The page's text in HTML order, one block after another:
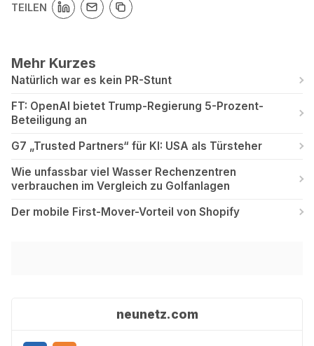
TEILEN
Mehr Kurzes
Natürlich war es kein PR-Stunt
FT: OpenAI bietet Trump-Regierung 5-Prozent-
Beteiligung an
G7 „Trusted Partners“ für KI: USA als Türsteher
Wie unfassbar viel Wasser Rechenzentren
verbrauchen im Vergleich zu Golfanlagen
Der mobile First-Mover-Vorteil von Shopify
neunetz.com